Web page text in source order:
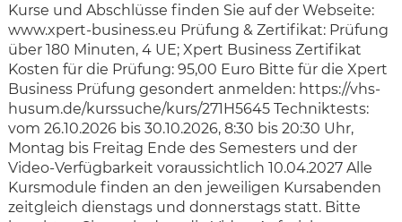
Kurse und Abschlüsse finden Sie auf der Webseite:
www.xpert-business.eu Prüfung & Zertifikat: Prüfung
über 180 Minuten, 4 UE; Xpert Business Zertifikat
Kosten für die Prüfung: 95,00 Euro Bitte für die Xpert
Business Prüfung gesondert anmelden: https://vhs-
husum.de/kurssuche/kurs/271H5645 Techniktests:
vom 26.10.2026 bis 30.10.2026, 8:30 bis 20:30 Uhr,
Montag bis Freitag Ende des Semesters und der
Video-Verfügbarkeit voraussichtlich 10.04.2027 Alle
Kursmodule finden an den jeweiligen Kursabenden
zeitgleich dienstags und donnerstags statt. Bitte